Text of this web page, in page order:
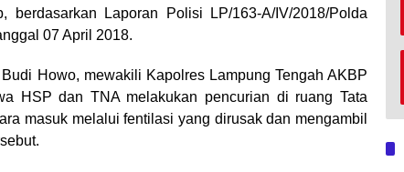
berdasarkan Laporan Polisi LP/163-A/IV/2018/Polda
07 April 2018.
Howo, mewakili Kapolres Lampung Tengah AKBP
HSP dan TNA melakukan pencurian di ruang Tata
masuk melalui fentilasi yang dirusak dan mengambil